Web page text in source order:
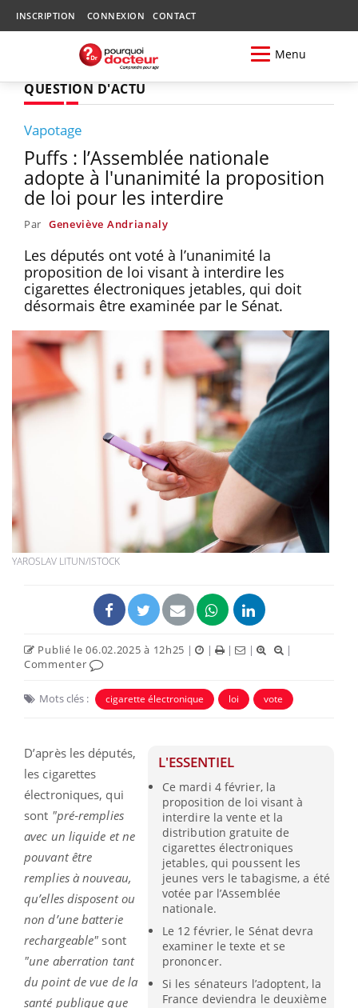
INSCRIPTION CONNEXION CONTACT
Menu
QUESTION D'ACTU
Vapotage
Puffs : l’Assemblée nationale
adopte à l'unanimité la proposition
de loi pour les interdire
Par Geneviève Andrianaly
Les députés ont voté à l’unanimité la
proposition de loi visant à interdire les
cigarettes électroniques jetables, qui doit
désormais être examinée par le Sénat.
YAROSLAV LITUN/ISTOCK
Publié le 06.02.2025 à 12h25 | | | |
|
Commenter
Mots clés : cigarette électronique loi vote
L'ESSENTIEL
Ce mardi 4 février, la
proposition de loi visant à
interdire la vente et la
distribution gratuite de
cigarettes électroniques
jetables, qui poussent les
jeunes vers le tabagisme, a été
votée par l’Assemblée
nationale.
Le 12 février, le Sénat devra
examiner le texte et se
prononcer.
Si les sénateurs l’adoptent, la
France deviendra le deuxième
D’après les députés,
les cigarettes
électroniques, qui
sont "pré‑remplies
avec un liquide et ne
pouvant être
remplies à nouveau,
qu’elles disposent ou
non d’une batterie
rechargeable" sont
"une aberration tant
du point de vue de la
santé publique que